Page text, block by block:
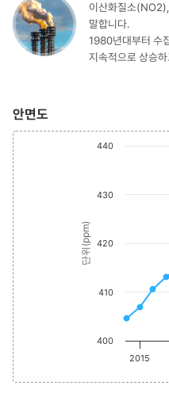
이산화질소
말합니다.
1980년대부터 수
지속적으로 상승
안면도
Chart
The chart has 1 X
The chart has 1 Y
단위(ppm)
2015
400
410
420
430
440